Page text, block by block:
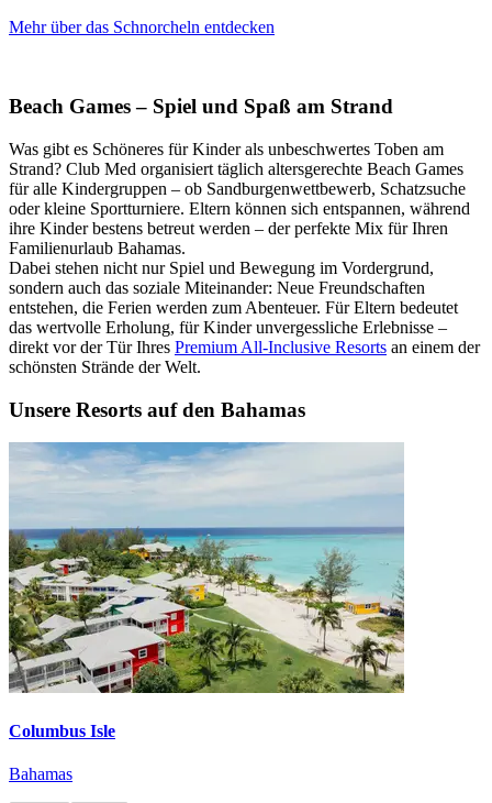
Mehr über das Schnorcheln entdecken
Beach Games – Spiel und Spaß am Strand
Was gibt es Schöneres für Kinder als unbeschwertes Toben am
Strand? Club Med organisiert täglich altersgerechte Beach Games
für alle Kindergruppen – ob Sandburgenwettbewerb, Schatzsuche
oder kleine Sportturniere. Eltern können sich entspannen, während
ihre Kinder bestens betreut werden – der perfekte Mix für Ihren
Familienurlaub Bahamas.
Dabei stehen nicht nur Spiel und Bewegung im Vordergrund,
sondern auch das soziale Miteinander: Neue Freundschaften
entstehen, die Ferien werden zum Abenteuer. Für Eltern bedeutet
das wertvolle Erholung, für Kinder unvergessliche Erlebnisse –
direkt vor der Tür Ihres Premium All-Inclusive Resorts an einem der
schönsten Strände der Welt.
Unsere Resorts auf den Bahamas
Columbus Isle
Bahamas